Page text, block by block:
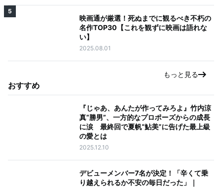
5
映画通が厳選！死ぬまでに観るべき不朽の
名作TOP30【これを観ずに映画は語れな
い】
2025.08.01
もっと見る
おすすめ
『じゃあ、あんたが作ってみろよ』竹内涼
真“勝男”、一方的なプロポーズからの成長
に涙 最終回で夏帆“鮎美”に告げた最上級
の愛とは
2025.12.10
デビューメンバー7名が決定！「辛くて乗
り越えられるか不安の毎日だった」｜